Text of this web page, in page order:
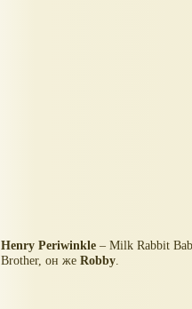
Henry Periwinkle – Milk Rabbit
Brother, он жеRobby